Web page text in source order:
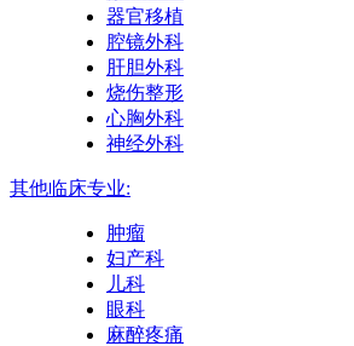
器官移植
腔镜外科
肝胆外科
烧伤整形
心胸外科
神经外科
其他临床专业:
肿瘤
妇产科
儿科
眼科
麻醉疼痛